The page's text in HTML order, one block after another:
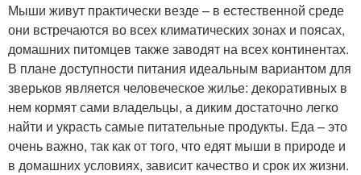
Мыши живут практически везде – в естественной среде
они встречаются во всех климатических зонах и поясах,
домашних питомцев также заводят на всех континентах.
В плане доступности питания идеальным вариантом для
зверьков является человеческое жилье: декоративных в
нем кормят сами владельцы, а диким достаточно легко
найти и украсть самые питательные продукты. Еда – это
очень важно, так как от того, что едят мыши в природе и
в домашних условиях, зависит качество и срок их жизни.